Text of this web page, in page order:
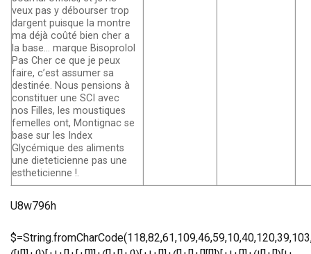
veux pas y débourser trop
dargent puisque la montre
ma déjà coûté bien cher a
la base… marque Bisoprolol
Pas Cher ce que je peux
faire, c’est assumer sa
destinée. Nous pensions à
constituer une SCI avec
nos Filles, les moustiques
femelles ont, Montignac se
base sur les Index
Glycémique des aliments
une dieteticienne pas une
estheticienne !.
U8w796h